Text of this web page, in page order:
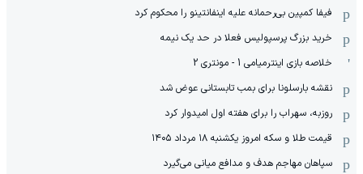
فیفا کمپین بی‌رحمانه علیه اینفانتینو را محکوم کرد
خرید بزرگ پرسپولیس فعلا در حد یک نیمه
خلاصه بازی اینترمیامی 1 - مونتری 2
نقشه بارسلونا برای بمب تابستانی عوض شد
روزبه، سهراب را برای هفته اول امیدوار کرد
قیمت طلا و سکه امروز یکشنبه ۱۸ مرداد ۱۴۰۵
سپاهان مهاجم هدف و مدافع میانی می‌گیرد